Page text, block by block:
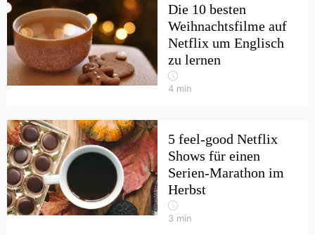
Die 10 besten
Weihnachtsfilme auf
Netflix um Englisch
zu lernen
4 min
5 feel-good Netflix
Shows für einen
Serien-Marathon im
Herbst
3 min